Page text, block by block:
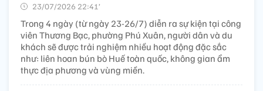
23/07/2026 22:41’
Trong 4 ngày (từ ngày 23-26/7) diễn ra sự kiện tại công
viên Thương Bạc, phường Phú Xuân, người dân và du
khách sẽ được trải nghiệm nhiều hoạt động đặc sắc
như: liên hoan bún bò Huế toàn quốc, không gian ẩm
thực địa phương và vùng miền.